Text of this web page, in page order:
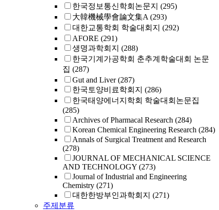
한국정보통신학회논문지 (295)
大韓機械學會論文集A (293)
대한교통학회 학술대회지 (292)
AFORE (291)
생명과학회지 (288)
한국기계가공학회 춘추계학술대회 논문
집 (287)
Gut and Liver (287)
한국토양비료학회지 (286)
한국태양에너지학회 학술대회논문집
(285)
Archives of Pharmacal Research (284)
Korean Chemical Engineering Research (284)
Annals of Surgical Treatment and Research
(278)
JOURNAL OF MECHANICAL SCIENCE
AND TECHNOLOGY (273)
Journal of Industrial and Engineering
Chemistry (271)
대한한방부인과학회지 (271)
주제분류